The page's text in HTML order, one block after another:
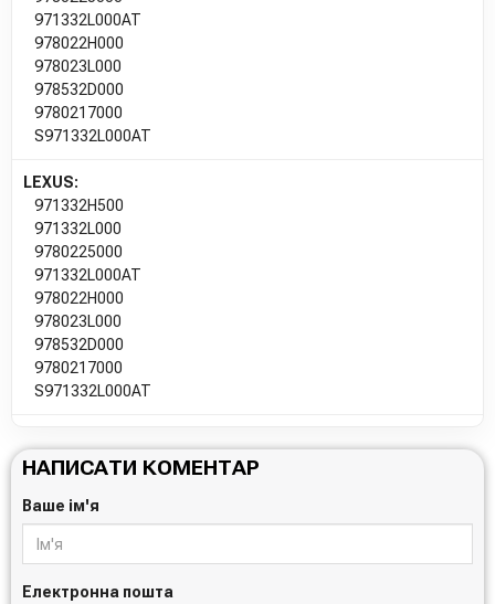
971332L000AT
978022H000
978023L000
978532D000
9780217000
S971332L000AT
LEXUS:
971332H500
971332L000
9780225000
971332L000AT
978022H000
978023L000
978532D000
9780217000
S971332L000AT
НАПИСАТИ КОМЕНТАР
Ваше ім'я
Електронна пошта